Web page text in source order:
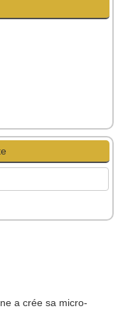
a crée sa micro-